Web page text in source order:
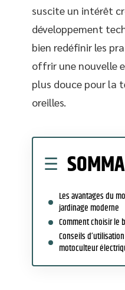
suscite un intérêt
développement
bien redéfinir les
offrir une nouvelle
plus douce pour la
oreilles.
Les avantages du
jardinage moderne
Comment choisir le
Conseils
motoculteur